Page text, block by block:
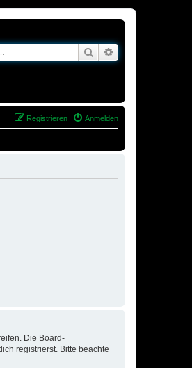
Suche
Anmelden
Registrieren
Die Board-
registrierst. Bitte beachte